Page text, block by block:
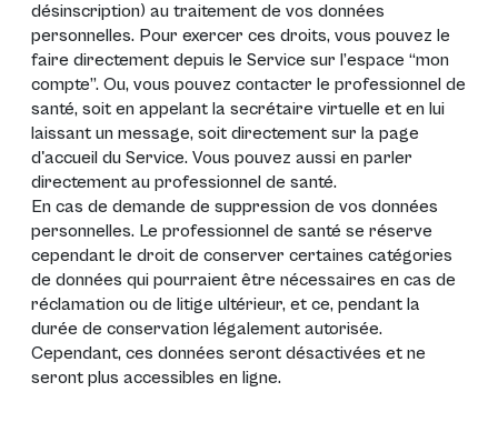
désinscription) au traitement de vos données
personnelles. Pour exercer ces droits, vous pouvez le
faire directement depuis le Service sur l’espace “mon
compte”. Ou, vous pouvez contacter le professionnel de
santé, soit en appelant la secrétaire virtuelle et en lui
laissant un message, soit directement sur la page
d'accueil du Service. Vous pouvez aussi en parler
directement au professionnel de santé.
En cas de demande de suppression de vos données
personnelles. Le professionnel de santé se réserve
cependant le droit de conserver certaines catégories
de données qui pourraient être nécessaires en cas de
réclamation ou de litige ultérieur, et ce, pendant la
durée de conservation légalement autorisée.
Cependant, ces données seront désactivées et ne
seront plus accessibles en ligne.